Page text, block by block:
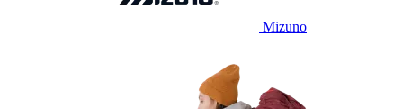
Mizuno